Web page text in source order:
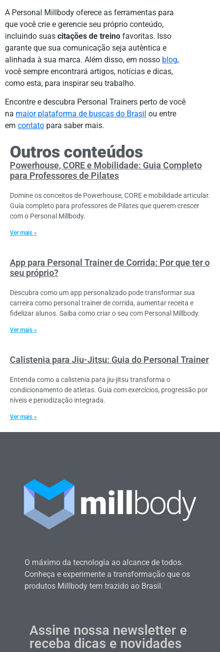
A Personal Millbody oferece as ferramentas para
que você crie e gerencie seu próprio conteúdo,
incluindo suas citações de treino favoritas. Isso
garante que sua comunicação seja autêntica e
alinhada à sua marca. Além disso, em nosso blog,
você sempre encontrará artigos, notícias e dicas,
como esta, para inspirar seu trabalho.
Encontre e descubra Personal Trainers perto de você
na maior plataforma de buscas do Brasil ou entre
em contato para saber mais.
Outros conteúdos
Powerhouse, CORE e Mobilidade: Guia Completo
para Professores de Pilates
Domine os conceitos de Powerhouse, CORE e mobilidade articular.
Guia completo para professores de Pilates que querem crescer
com o Personal Millbody.
Ver mais »
App para Personal Trainer de Corrida: Por que ter o
seu próprio?
Descubra como um app personalizado pode transformar sua
carreira como personal trainer de corrida, aumentar receita e
fidelizar alunos. Saiba como criar o seu com Personal Millbody.
Ver mais »
Calistenia para Jiu-Jitsu: Guia do Personal Trainer
Entenda como a calistenia para jiu-jitsu transforma o
condicionamento de atletas. Guia com exercícios, progressão por
níveis e periodização integrada.
Ver mais »
O máximo da tecnologia ao alcance de todos.
Conheça e experimente a transformação que os
produtos Millbody tem trazido ao Brasil.
Assine nossa newsletter e
receba dicas e novidades